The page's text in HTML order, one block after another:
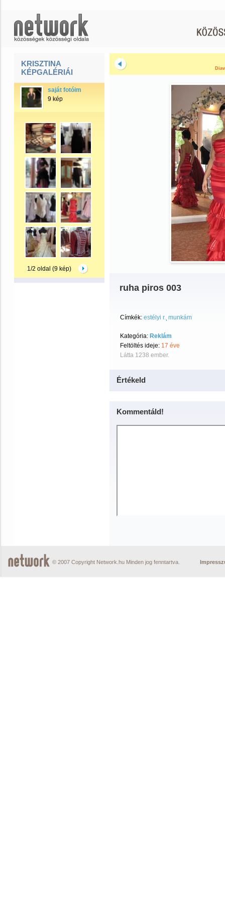
KRISZTINA
KÉPGALÉRIÁI
saját fotóim
9 kép
1/2 oldal (9 kép)
ruha piros 003
Címkék: estélyi r. munkám
Kategória: Reklám
Feltöltés ideje: 17 éve
Látta 1238 ember.
Értékeld
Kommentáld!
© 2007 Copyright Network.hu Minden jog fenntartva.